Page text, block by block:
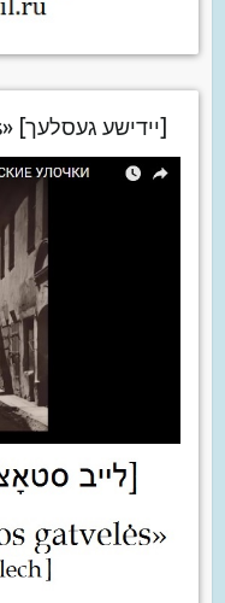
Eilėraštis «Žydiškos gatvelės» [יידישע געסלעך]